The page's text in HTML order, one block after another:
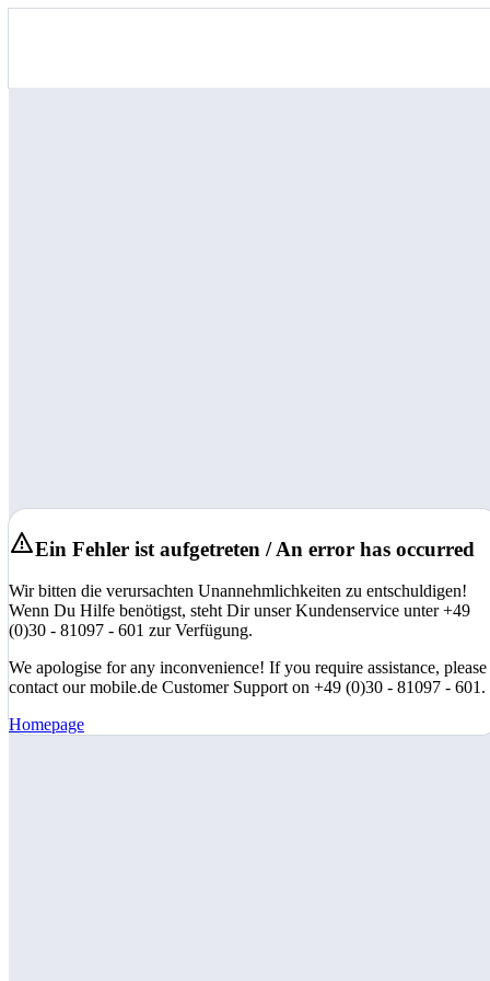
Ein Fehler ist aufgetreten / An error has occurred
Wir bitten die verursachten Unannehmlichkeiten zu entschuldigen!
Wenn Du Hilfe benötigst, steht Dir unser Kundenservice unter +49
(0)30 - 81097 - 601 zur Verfügung.
We apologise for any inconvenience! If you require assistance, please
contact our mobile.de Customer Support on +49 (0)30 - 81097 - 601.
Homepage